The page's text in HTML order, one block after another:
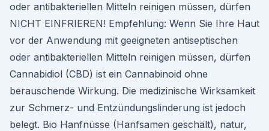
oder antibakteriellen Mitteln reinigen müssen, dürfen
NICHT EINFRIEREN! Empfehlung: Wenn Sie Ihre Haut
vor der Anwendung mit geeigneten antiseptischen
oder antibakteriellen Mitteln reinigen müssen, dürfen
Cannabidiol (CBD) ist ein Cannabinoid ohne
berauschende Wirkung. Die medizinische Wirksamkeit
zur Schmerz- und Entzündungslinderung ist jedoch
belegt. Bio Hanfnüsse (Hanfsamen geschält), natur,